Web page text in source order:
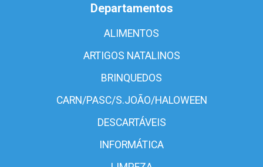
Departamentos
ALIMENTOS
ARTIGOS NATALINOS
BRINQUEDOS
CARN/PASC/S.JOÃO/HALOWEEN
DESCARTÁVEIS
INFORMÁTICA